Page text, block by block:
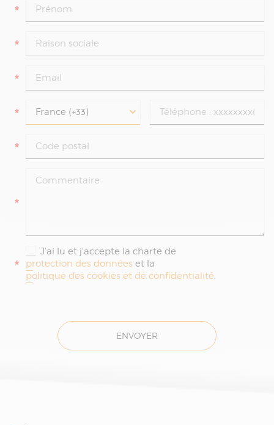
*
*
*
*
*
*
*
J'ai lu et j'accepte la charte de
protection des données et la
politique des cookies et de confidentialité.
ENVOYER